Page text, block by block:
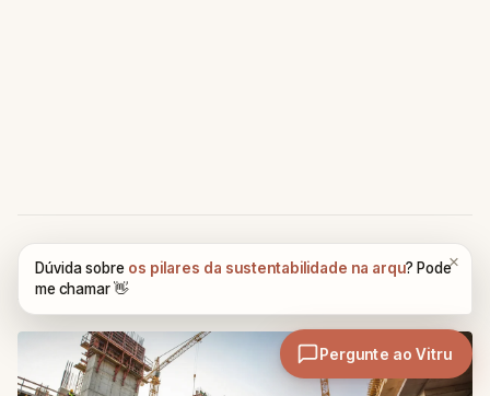
Artigos Relacionados